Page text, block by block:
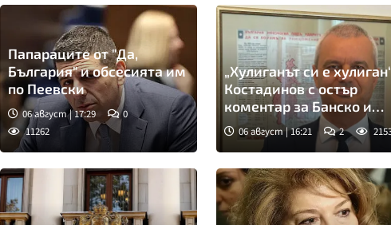
Папараците от "Да,
България" и обсесията им
по Пеевски
06 август | 17:29
0
11262
„Хулиганът си е
Костадинов с остър
коментар за Банско и
Израел
06 август | 16:21 2